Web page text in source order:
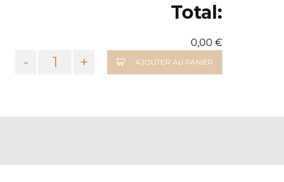
Total:
0,00 €
- + AJOUTER AU PANIER